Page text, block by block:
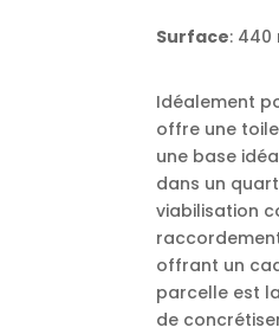
Surface: 440
Idéalement
offre une
une base
dans un
viabilisation
offrant un
parcelle est
de